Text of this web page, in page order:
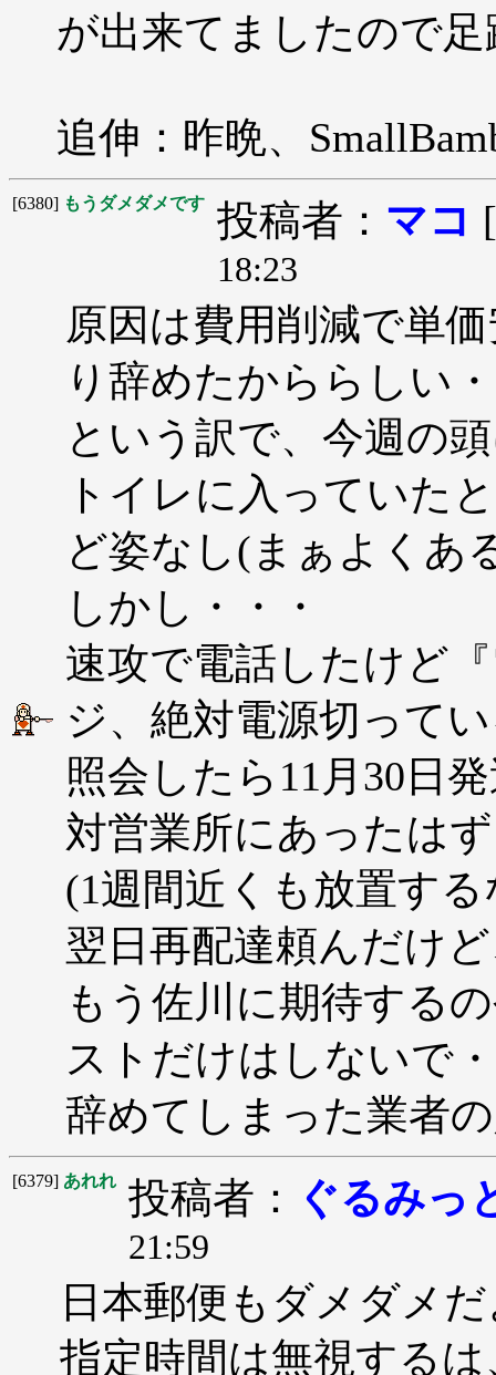
が出来てましたので
追伸：昨晩、
[6380] もうダメダメです 投稿者： マコ
18:23
原因は費用削減で単
り辞めたかららしい
という訳で、今週の
トイレに入っていた
ど姿なし(まぁよくあ
しかし・・・
速攻で電話したけど
ジ、絶対電源切って
照会したら11月30日
対営業所にあったはず
(1週間近くも放置す
翌日再配達頼んだけ
もう佐川に期待する
ストだけはしないで
辞めてしまった業者
[6379] あれれ 投稿者： ぐるみっ
21:59
日本郵便もダメダメ
指定時間は無視する